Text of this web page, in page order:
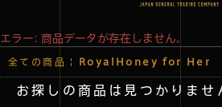
エラー: 商品データが存在しません。
全ての商品 | RoyalHoney for Her
お探しの商品は見つかりませ